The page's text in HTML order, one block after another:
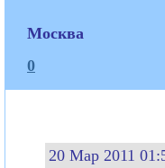
Москва
0
20 Мар 2011